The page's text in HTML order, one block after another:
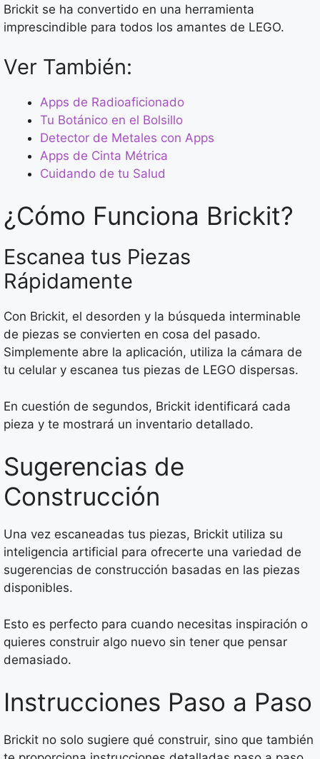
Brickit se ha convertido en una herramienta
imprescindible para todos los amantes de LEGO.
Ver También:
Apps de Radioaficionado
Tu Botánico en el Bolsillo
Detector de Metales con Apps
Apps de Cinta Métrica
Cuidando de tu Salud
¿Cómo Funciona Brickit?
Escanea tus Piezas
Rápidamente
Con Brickit, el desorden y la búsqueda interminable
de piezas se convierten en cosa del pasado.
Simplemente abre la aplicación, utiliza la cámara de
tu celular y escanea tus piezas de LEGO dispersas.
En cuestión de segundos, Brickit identificará cada
pieza y te mostrará un inventario detallado.
Sugerencias de
Construcción
Una vez escaneadas tus piezas, Brickit utiliza su
inteligencia artificial para ofrecerte una variedad de
sugerencias de construcción basadas en las piezas
disponibles.
Esto es perfecto para cuando necesitas inspiración o
quieres construir algo nuevo sin tener que pensar
demasiado.
Instrucciones Paso a Paso
Brickit no solo sugiere qué construir, sino que también